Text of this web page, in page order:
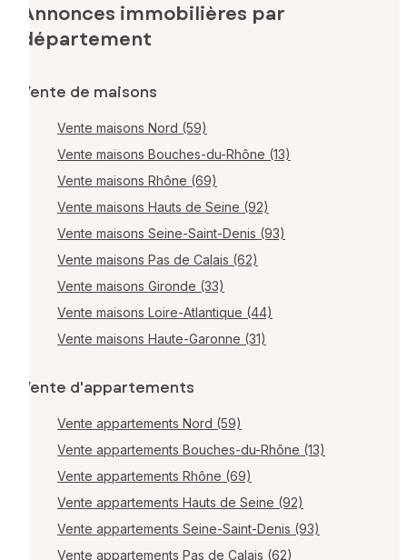
Annonces immobilières par
département
Vente de maisons
Vente maisons Nord (59)
Vente maisons Bouches-du-Rhône (13)
Vente maisons Rhône (69)
Vente maisons Hauts de Seine (92)
Vente maisons Seine-Saint-Denis (93)
Vente maisons Pas de Calais (62)
Vente maisons Gironde (33)
Vente maisons Loire-Atlantique (44)
Vente maisons Haute-Garonne (31)
Vente d'appartements
Vente appartements Nord (59)
Vente appartements Bouches-du-Rhône (13)
Vente appartements Rhône (69)
Vente appartements Hauts de Seine (92)
Vente appartements Seine-Saint-Denis (93)
Vente appartements Pas de Calais (62)